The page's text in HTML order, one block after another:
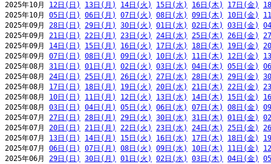
2025年10月 12日(日) 13日(月) 14日(火) 15日(水) 16日(木) 17日(金)
2025年10月 05日(日) 06日(月) 07日(火) 08日(水) 09日(木) 10日(金)
2025年09月 28日(日) 29日(月) 30日(火) 01日(水) 02日(木) 03日(金)
2025年09月 21日(日) 22日(月) 23日(火) 24日(水) 25日(木) 26日(金)
2025年09月 14日(日) 15日(月) 16日(火) 17日(水) 18日(木) 19日(金)
2025年09月 07日(日) 08日(月) 09日(火) 10日(水) 11日(木) 12日(金)
2025年08月 31日(日) 01日(月) 02日(火) 03日(水) 04日(木) 05日(金)
2025年08月 24日(日) 25日(月) 26日(火) 27日(水) 28日(木) 29日(金)
2025年08月 17日(日) 18日(月) 19日(火) 20日(水) 21日(木) 22日(金)
2025年08月 10日(日) 11日(月) 12日(火) 13日(水) 14日(木) 15日(金)
2025年08月 03日(日) 04日(月) 05日(火) 06日(水) 07日(木) 08日(金)
2025年07月 27日(日) 28日(月) 29日(火) 30日(水) 31日(木) 01日(金)
2025年07月 20日(日) 21日(月) 22日(火) 23日(水) 24日(木) 25日(金)
2025年07月 13日(日) 14日(月) 15日(火) 16日(水) 17日(木) 18日(金)
2025年07月 06日(日) 07日(月) 08日(火) 09日(水) 10日(木) 11日(金)
2025年06月 29日(日) 30日(月) 01日(火) 02日(水) 03日(木) 04日(金)